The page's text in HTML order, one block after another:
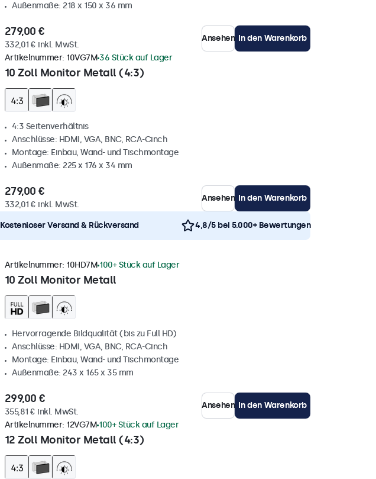
Außenmaße: 218 x 150 x 36 mm
279,00 €
332,01 € inkl. MwSt.
Ansehen In den Warenkorb
10 Zoll Monitor Metall (4:3)
Artikelnummer: 10VG7M 36 Stück auf Lager
4:3 Seitenverhältnis
Anschlüsse: HDMI, VGA, BNC, RCA-Cinch
Montage: Einbau, Wand- und Tischmontage
Außenmaße: 225 x 176 x 34 mm
279,00 €
332,01 € inkl. MwSt.
Ansehen In den Warenkorb
Kostenloser Versand & Rückversand 4,8/5 bei 5.000+ Bewertungen
10 Zoll Monitor Metall
Artikelnummer: 10HD7M 100+ Stück auf Lager
Hervorragende Bildqualität (bis zu Full HD)
Anschlüsse: HDMI, VGA, BNC, RCA-Cinch
Montage: Einbau, Wand- und Tischmontage
Außenmaße: 243 x 165 x 35 mm
299,00 €
355,81 € inkl. MwSt.
Ansehen In den Warenkorb
12 Zoll Monitor Metall (4:3)
Artikelnummer: 12VG7M 100+ Stück auf Lager